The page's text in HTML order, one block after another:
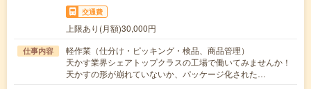
交通費
上限あり(月額)30,000円
仕事内容
軽作業（仕分け・ピッキング・検品、商品管理）
天かす業界シェアトップクラスの工場で働いてみませんか！
天かすの形が崩れていないか、パッケージ化された…